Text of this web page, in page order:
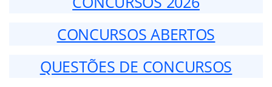
CONCURSOS ABERTOS
QUESTÕES DE CONCURSOS